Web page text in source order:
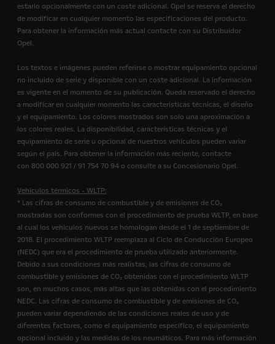
estarlo opcionalmente con un coste adicional. Opel se reserva el derecho
de modificar en cualquier momento las especificaciones del producto.
Para obtener la información más actual contacte con su Distribuidor
Opel.
Los textos e imágenes pueden referirse o mostrar equipamiento opcional
no incluido de serie y disponible con un coste adicional. La información
es vigente en el momento de su publicación. Queda reservado el derecho
a modificar en cualquier momento las características técnicas, el diseño
y el equipamiento. Los colores mostrados son solo una aproximación a
los colores reales. La disponibilidad, características técnicas y el
equipamiento de serie u opcional de nuestros vehículos pueden variar
según el país. Para obtener la información más reciente, contacte
con 800 000 921 / 91 754 70 94 o consulte a su Concesionario Opel.
Vehículos térmicos - WLTP:
* Las cifras de consumo de combustible y de emisiones de CO₂
mostradas son conformes con el procedimiento de prueba WLTP, en base
al cual los vehículos nuevos se homologan desde el 1 de septiembre de
2018. El procedimiento WLTP reemplaza al Ciclo de Conducción Europeo
(NEDC) que era el procedimiento de prueba utilizado anteriormente.
Debido a sus condiciones más realistas, las cifras de consumo de
combustible y emisiones de CO₂ obtenidas con el procedimiento WLTP
son, en muchos casos, más altas que las obtenidas con el procedimiento
NEDC. Las cifras de consumo de combustible y de emisiones de CO₂
pueden variar dependiendo de las condiciones reales de uso y de
diferentes factores, como el equipamiento específico, el equipamiento
opcional incluido y las medidas de los neumáticos. Para más información